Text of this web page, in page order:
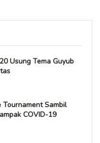
Usung Tema Guyub
Tournament Sambil
COVID-19